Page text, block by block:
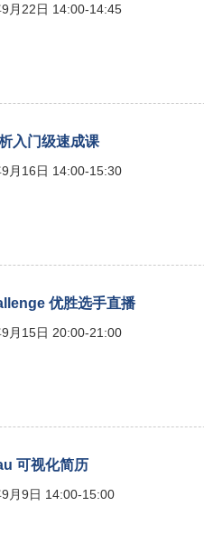
月22日 14:00-14:45
入门级速成课
月16日 14:00-15:30
优胜选手直播
月15日 20:00-21:00
可视化简历
月9日 14:00-15:00